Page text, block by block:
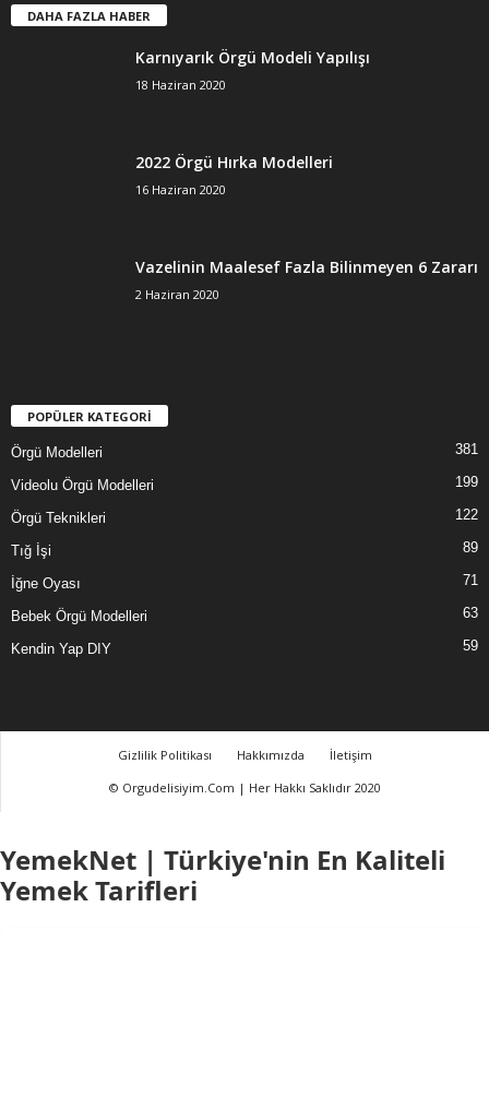
DAHA FAZLA HABER
Karnıyarık Örgü Modeli Yapılışı
18 Haziran 2020
2022 Örgü Hırka Modelleri
16 Haziran 2020
Vazelinin Maalesef Fazla Bilinmeyen 6 Zararı
2 Haziran 2020
POPÜLER KATEGORİ
Örgü Modelleri 381
Videolu Örgü Modelleri 199
Örgü Teknikleri 122
Tığ İşi 89
İğne Oyası 71
Bebek Örgü Modelleri 63
Kendin Yap DIY 59
Gizlilik Politikası Hakkımızda
İletişim
© Orgudelisiyim.Com | Her Hakkı Saklıdır 2020
YemekNet | Türkiye'nin En Kaliteli
Yemek Tarifleri